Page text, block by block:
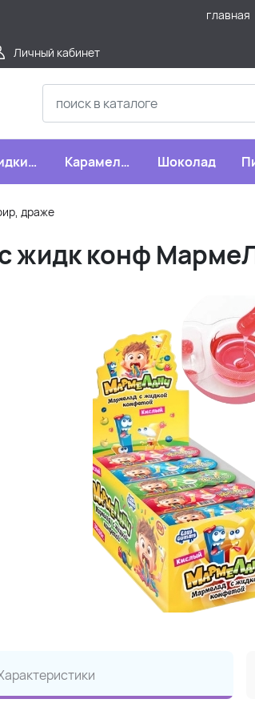
главная
Личный кабинет
Карамель,
леденцы,
Шоколад
драже
конф